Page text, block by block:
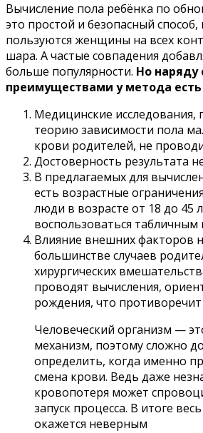
Вычисление пола ребёнка по
это простой и безопасный
пользуются женщины на всех
шара. А частые совпадения
больше популярности. Но наряду
преимуществами у метода
Медицинские
теорию зависимости пола
крови родителей, не
Достоверность результата
В предлагаемых для
есть возрастные
люди в возрасте от 18 до 45
воспользоваться
Влияние внешних факторов
большинстве случаев
хирургических
проводят вычисления,
рождения, что
Человеческий организм —
механизм, поэтому сложно
определить, когда именно
смена крови. Ведь даже
кровопотеря может
запуск процесса. В итоге
окажется неверным